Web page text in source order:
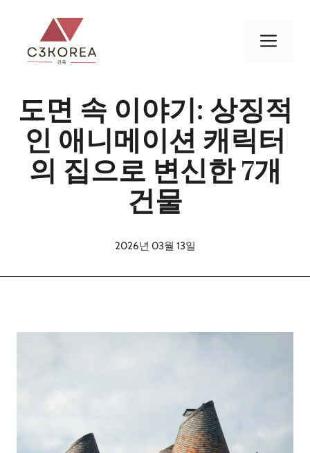
메
도면 속 이야기: 상징적
인 애니메이션 캐릭터
의 집으로 변신한 7개
건물
2026년 03월 13일